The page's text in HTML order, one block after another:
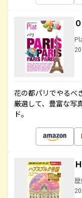
花の都パリでやるべ
厳選して、豊富な写
ド。